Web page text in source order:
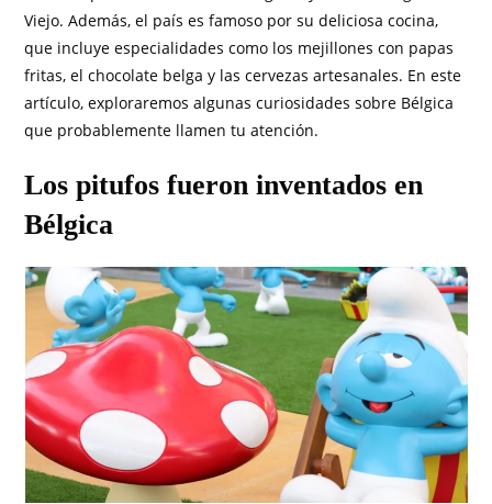
Viejo. Además, el país es famoso por su deliciosa cocina,
que incluye especialidades como los mejillones con papas
fritas, el chocolate belga y las cervezas artesanales. En este
artículo, exploraremos algunas curiosidades sobre Bélgica
que probablemente llamen tu atención.
Los pitufos fueron inventados en
Bélgica